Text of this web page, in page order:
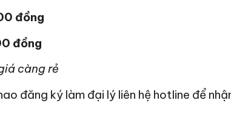
đồng
đồng
càng rẻ
đăng ký làm đại lý liên hệ hotline để